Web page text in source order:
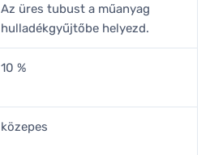
Az üres tubust a műanyag
hulladékgyűjtőbe helyezd.
10 %
közepes